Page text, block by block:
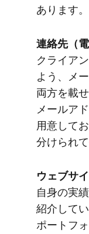
あります。
連絡先​（
クライア
よう、​メ
両方を​載
メールア
用意して
分けられ
ウェブサ
自身の​実
紹介して
ポートフ